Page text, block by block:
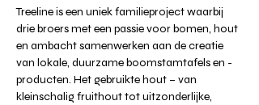
Treeline is een uniek familieproject waarbij
drie broers met een passie voor bomen, hout
en ambacht samenwerken aan de creatie
van lokale, duurzame boomstamtafels en -
producten. Het gebruikte hout – van
kleinschalig fruithout tot uitzonderlijke,